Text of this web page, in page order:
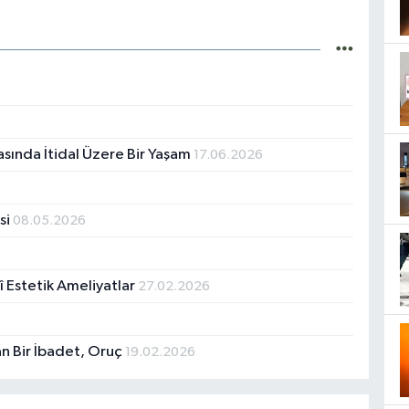
İtidal Üzere Bir Yaşam 17.06.2026
08.05.2026
Estetik Ameliyatlar 27.02.2026
Bir İbadet, Oruç 19.02.2026